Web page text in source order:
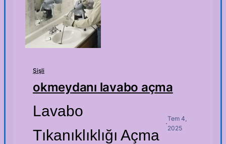
Şişli
okmeydanı lavabo açma
Lavabo
Tıkanıklıklığı Açma
·
Tem 4,
2025